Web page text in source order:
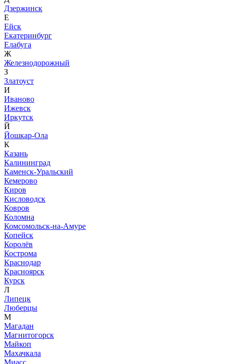
Дзержинск
Е
Ейск
Екатеринбург
Елабуга
Ж
Железнодорожный
З
Златоуст
И
Иваново
Ижевск
Иркутск
Й
Йошкар-Ола
К
Казань
Калининград
Каменск-Уральский
Кемерово
Киров
Кисловодск
Ковров
Коломна
Комсомольск-на-Амуре
Копейск
Королёв
Кострома
Краснодар
Красноярск
Курск
Л
Липецк
Люберцы
М
Магадан
Магнитогорск
Майкоп
Махачкала
Миасс